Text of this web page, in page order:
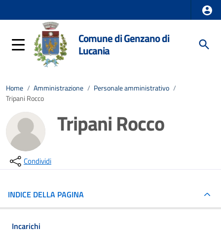
Comune di Genzano di
Lucania
Home / Amministrazione / Personale amministrativo /
Tripani Rocco
Tripani Rocco
Condividi
INDICE DELLA PAGINA
Incarichi